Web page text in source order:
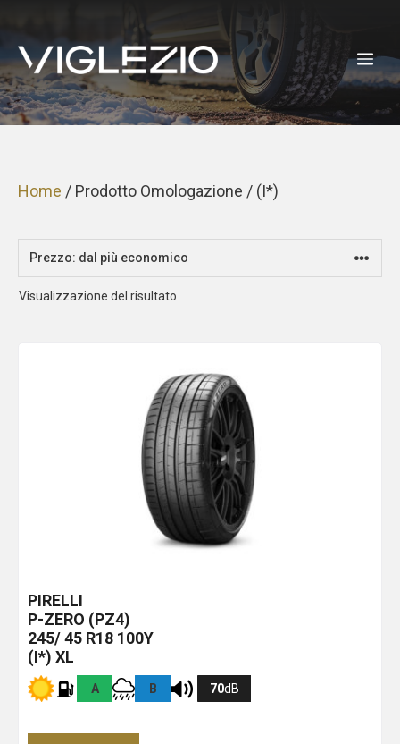
contenuto
Home / Prodotto Omologazione / (I*)
Visualizzazione del risultato
PIRELLI
P-ZERO (PZ4)
245/ 45 R18 100Y
(I*) XL
A B 70dB